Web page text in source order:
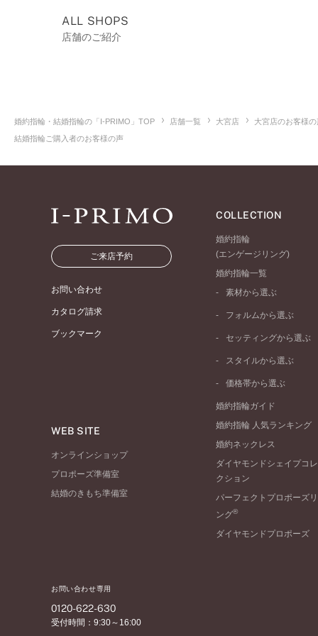
ALL SHOPS
店舗のご紹介
婚約指輪・結婚指輪の「I-PRIMO」TOP 店舗一覧 大宮店
大宮店のお客様
結婚指輪ご購入者のお客様の声
ご来店予約
お問い合わせ
カタログ請求
ブックマーク
WEB SITE
オンラインショップ
プロポーズ準備室
結婚のきもち準備室
お問い合わせ専用
0120-622-630
受付時間：9:30～16:00
COLLECTION
婚約指輪
(エンゲージリング)
婚約指輪一覧
素材から選ぶ
プラチナ
ピンクゴールド
ペールブラウンゴール
フォルムから選ぶ
ストレートライン
V字ライン
セッティングから選ぶ
ソリテール
ダブルサイドメレ
ラインメレ
スタイルから選ぶ
シンプル
モード
エレガント
ゴージャス
価格帯から選ぶ
50万円台～
20万円台～
10万円台～
婚約指輪ガイド
婚約指輪 人気ランキング
婚約ネックレス
ダイヤモンドシェイプコレ
クション
パーフェクトプロポーズリ
ング®
ダイヤモンドプロポーズ